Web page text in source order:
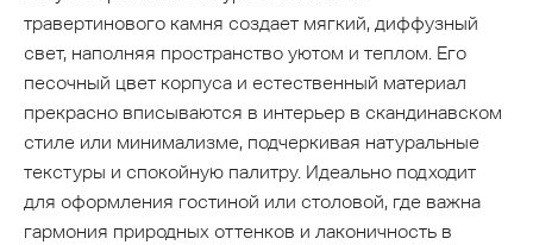
травертинового камня создает мягкий, диффузный
свет, наполняя пространство уютом и теплом. Его
песочный цвет корпуса и естественный материал
прекрасно вписываются в интерьер в скандинавском
стиле или минимализме, подчеркивая натуральные
текстуры и спокойную палитру. Идеально подходит
для оформления гостиной или столовой, где важна
гармония природных оттенков и лаконичность в